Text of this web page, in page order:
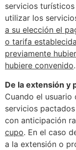
servicios
utilizar los
a su elección el
o tarifa
previamente
hubiere convenido.
De la extensión y
Cuando el
servicios
con anticipación
cupo. En el caso
a la extensión o